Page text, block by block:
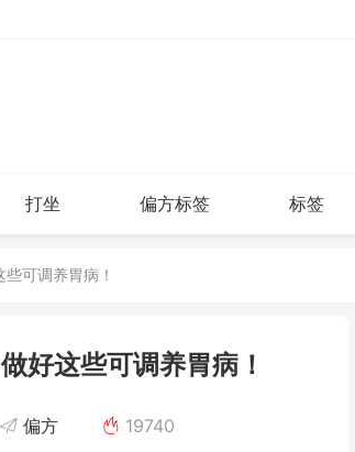
打坐 偏方标签 标签
可调养胃病！
好这些可调养胃病！
偏方 19740